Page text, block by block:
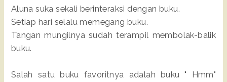
Aluna suka sekali berinteraksi dengan buku.
Setiap hari selalu memegang buku.
Tangan mungilnya sudah terampil membolak-balik
buku.
Salah satu buku favoritnya adalah buku " Hmm"